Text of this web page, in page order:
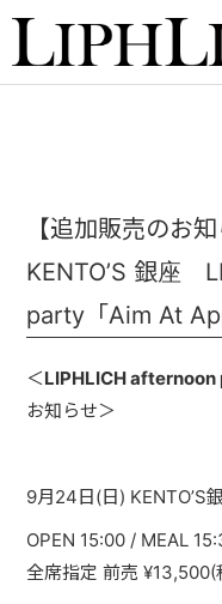
LIVE
INSTORE
BAND
VIDEO
BLOG
PAST LIVE
【追加販売のお
KENTO’S 銀座
party「Aim At
＜LIPHLICH
お知らせ＞
9月24日(日) KENTO’S
OPEN 15:00 / MEAL
全席指定 前売 ¥13,500(